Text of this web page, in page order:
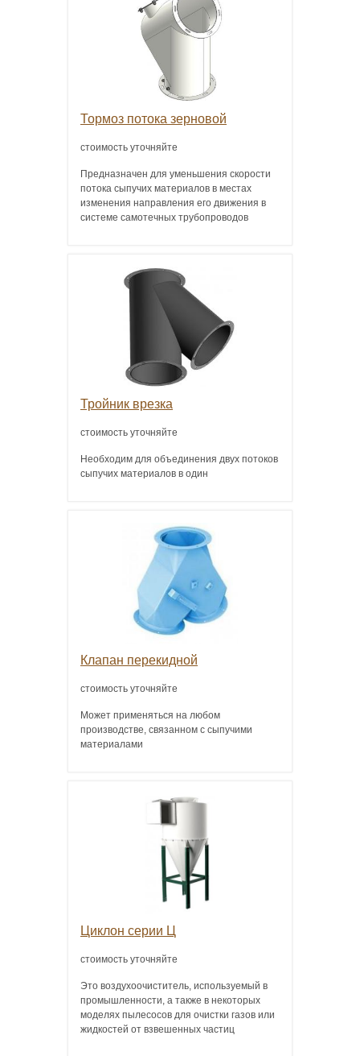
Тормоз потока зерновой
стоимость уточняйте
Предназначен для уменьшения скорости
потока сыпучих материалов в местах
изменения направления его движения в
системе самотечных трубопроводов
Тройник врезка
стоимость уточняйте
Необходим для объединения двух потоков
сыпучих материалов в один
Клапан перекидной
стоимость уточняйте
Может применяться на любом
производстве, связанном с сыпучими
материалами
Циклон серии Ц
стоимость уточняйте
Это воздухоочиститель, используемый в
промышленности, а также в некоторых
моделях пылесосов для очистки газов или
жидкостей от взвешенных частиц